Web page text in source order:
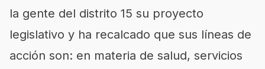
la gente del distrito 15 su proyecto
legislativo y ha recalcado que sus líneas de
acción son: en materia de salud, servicios